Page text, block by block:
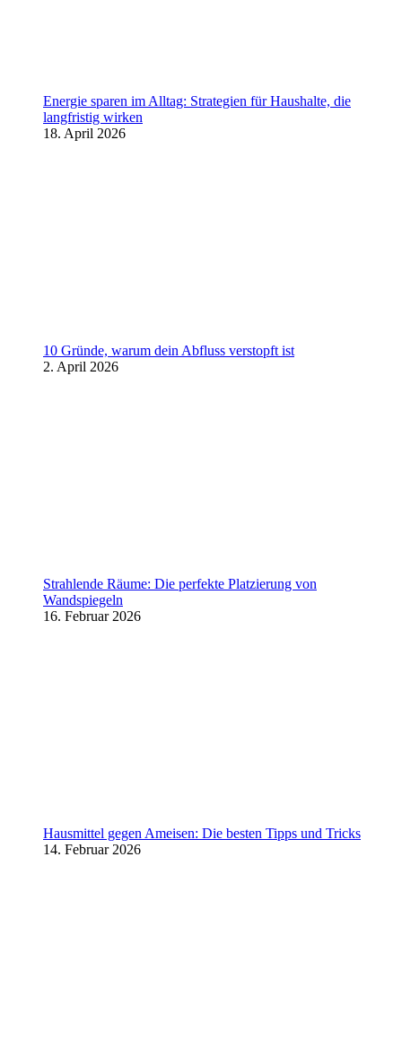
Energie sparen im Alltag: Strategien für Haushalte, die
langfristig wirken
18. April 2026
10 Gründe, warum dein Abfluss verstopft ist
2. April 2026
Strahlende Räume: Die perfekte Platzierung von
Wandspiegeln
16. Februar 2026
Hausmittel gegen Ameisen: Die besten Tipps und Tricks
14. Februar 2026